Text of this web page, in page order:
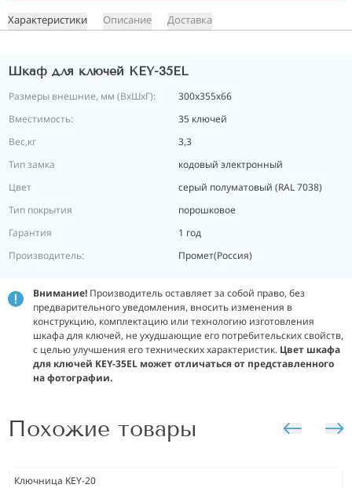
Характеристики Описание Доставка
Шкаф для ключей KEY-35EL
Размеры внешние, мм (ВхШхГ):
300x355х66
Вместимость:
35 ключей
Вес,кг
3,3
Тип замка
кодовый электронный
Цвет
серый полуматовый (RAL 7038)
Тип покрытия
порошковое
Гарантия
1 год
Производитель:
Промет(Россия)
Внимание! Производитель оставляет за собой право, без
предварительного уведомления, вносить изменения в
конструкцию, комплектацию или технологию изготовления
шкафа для ключей, не ухудшающие его потребительских свойств,
с целью улучшения его технических характеристик. Цвет шкафа
для ключей KEY-35EL может отличаться от представленного
на фотографии.
Похожие товары
Ключница KEY-20